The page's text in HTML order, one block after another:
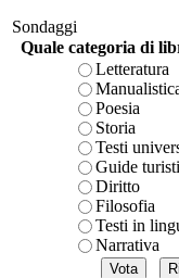
Sondaggi
Quale categoria di
Letteratura
Poesia
Storia
Testi
Guide
Diritto
Filosofia
Testi in
Narrativa